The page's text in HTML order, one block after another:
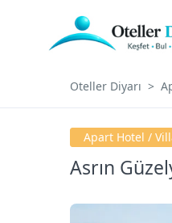
Oteller Diyarı
Apart Hotel /
Asrın